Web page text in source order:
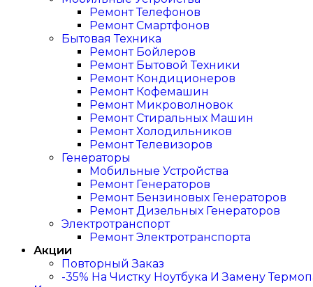
Ремонт Телефонов
Ремонт Смартфонов
Бытовая Техника
Ремонт Бойлеров
Ремонт Бытовой Техники
Ремонт Кондиционеров
Ремонт Кофемашин
Ремонт Микроволновок
Ремонт Стиральных Машин
Ремонт Холодильников
Ремонт Телевизоров
Генераторы
Мобильные Устройства
Ремонт Генераторов
Ремонт Бензиновых Генераторов
Ремонт Дизельных Генераторов
Электротранспорт
Ремонт Электротранспорта
Акции
Повторный Заказ
-35% На Чистку Ноутбука И Замену